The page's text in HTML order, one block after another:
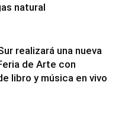
natural
realizará una nueva
de Arte con
libro y música en vivo